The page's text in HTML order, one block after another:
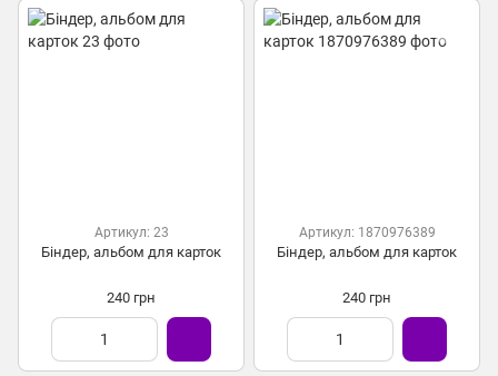
Артикул: 23
Біндер, альбом для карток
240 грн
Артикул: 1870976389
Біндер, альбом для карток
240 грн